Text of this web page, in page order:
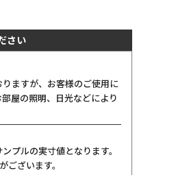
さい
ますが、お客様のご使用に
屋の照明、日光などにより
プルの実寸値となります。
ざいます。